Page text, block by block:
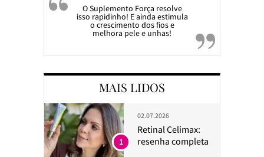
O Suplemento Força resolve
isso rapidinho! E ainda estimula
o crescimento dos fios e
melhora pele e unhas!
MAIS LIDOS
02.07.2026
Retinal Celimax:
resenha completa
1